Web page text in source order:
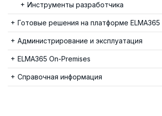
Инструменты разработчика
Готовые решения на платформе ELMA365
Администрирование и эксплуатация
ELMA365 On-Premises
Справочная информация